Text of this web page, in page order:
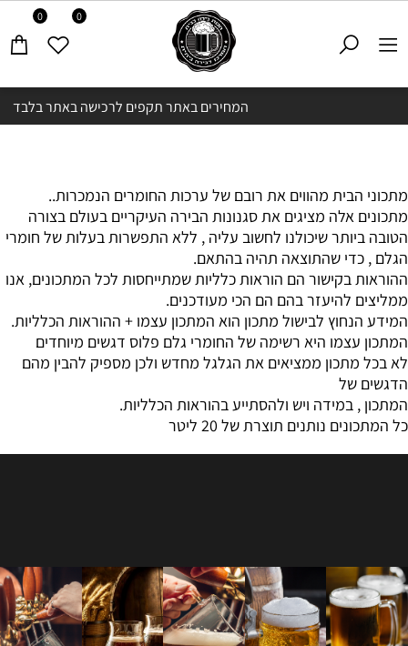
המחירים באתר תקפים לרכישה באתר בלבד
0 0
מתכוני הבית מהווים את רובם של ערכות החומרים הנמכרות..
מתכונים אלה מציגים את סגנונות הבירה העיקריים בעולם בצורה
הטובה ביותר שיכולנו לחשוב עליה , ללא התפשרות בעלות של חומרי
הגלם , כדי שהתוצאה תהיה בהתאם.
ההוראות בקישור הם הוראות כלליות שמתייחסות לכל המתכונים, אנו
ממליצים להיעזר בהם הם הכי מעודכנים.
המידע הנחוץ לבישול מתכון הוא המתכון עצמו + ההוראות הכלליות.
המתכון עצמו היא רשימה של החומרי גלם פלוס דגשים מיוחדים
לא בכל מתכון ממציאים את הגלגל מחדש ולכן מספיק להבין מהם
הדגשים של
המתכון , במידה ויש ולהסתייע בהוראות הכלליות.
כל המתכונים נותנים תוצרת של 20 ליטר